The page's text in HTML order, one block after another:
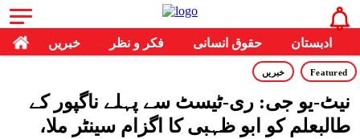
خبریں فکر و نظر حقوق انسانی ادبستان
Featured خبریں
نیٹ-یو جی: ری-ٹیسٹ سے پہلے ناگپور کے
طالبعلم کو ابو ظہبی کا اگزام سینٹر ملا،